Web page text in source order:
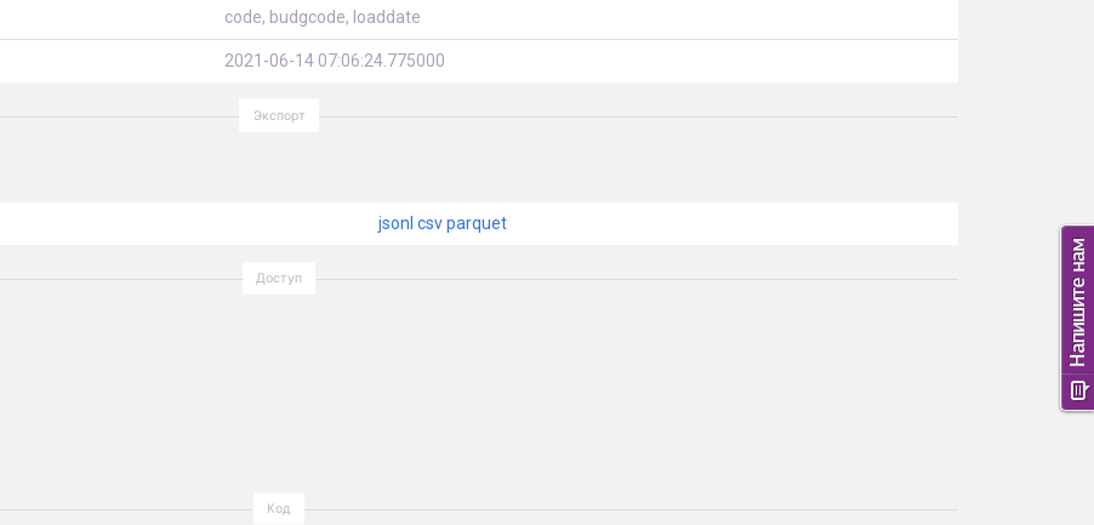
code, budgcode, loaddate
2021-06-14 07:06:24.775000
jsonl csvparquet